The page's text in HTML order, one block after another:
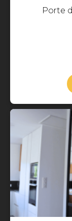
Porte